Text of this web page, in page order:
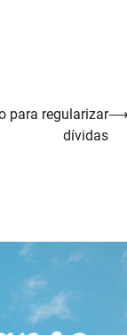
para regularizar
dívidas